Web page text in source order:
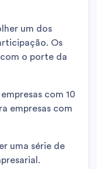
um dos
Os
o porte da
com 10
empresas com
uma série de